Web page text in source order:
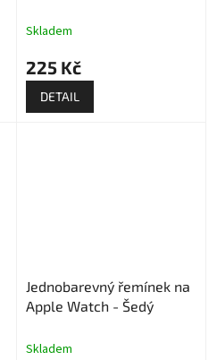
Skladem
225 Kč
DETAIL
Jednobarevný řemínek na
Apple Watch - Šedý
Skladem